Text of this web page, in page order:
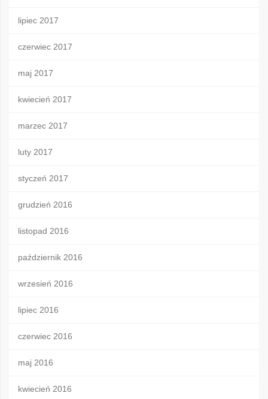
lipiec 2017
czerwiec 2017
maj 2017
kwiecień 2017
marzec 2017
luty 2017
styczeń 2017
grudzień 2016
listopad 2016
październik 2016
wrzesień 2016
lipiec 2016
czerwiec 2016
maj 2016
kwiecień 2016